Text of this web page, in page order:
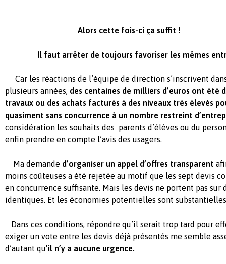
Alors cette fois-ci ça suffit !
Il faut arrêter de toujours favoriser les mêmes
Car les réactions de l’équipe de direction s’inscrivent
plusieurs années, des centaines de milliers d’euros ont été
travaux ou des achats facturés à des niveaux très élevés
quasiment sans concurrence à un nombre restreint
considération les souhaits des parents d’élèves ou du
enfin prendre en compte l’avis des usagers.
Ma demande d’organiser un appel d’offres transparent
moins coûteuses a été rejetée au motif que les sept devis
en concurrence suffisante. Mais les devis ne portent pas sur
identiques. Et les économies potentielles sont
Dans ces conditions, répondre qu’il serait trop tard pour
exiger un vote entre les devis déjà présentés me semble
d’autant qu’il n’y a aucune urgence.